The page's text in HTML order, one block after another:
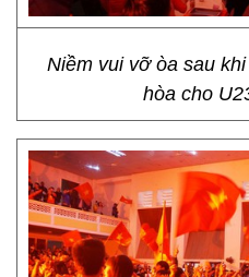
Niềm vui vỡ òa sau
hòa cho